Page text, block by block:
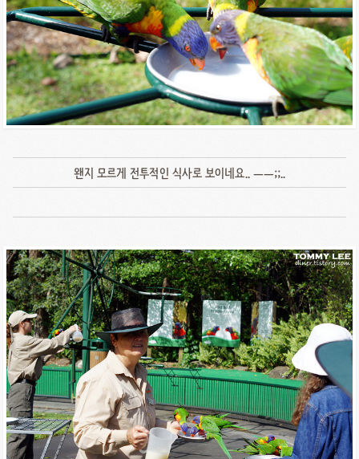
왠지 모르게 전투적인 식사로 보이네요.. ㅡㅡ;;..